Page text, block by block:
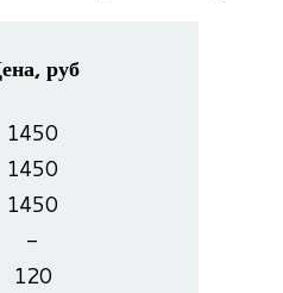
руб
1450
1450
1450
-
120